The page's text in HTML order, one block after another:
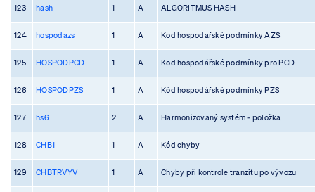
123 hash 1 A ALGORITMUS HASH
124 hospodazs 1 A Kod hospodařské podmínky AZS
125 HOSPODPCD 1 A Kod hospodářské podmínky pro PCD
126 HOSPODPZS 1 A Kód hospodářské podmínky PZS
127 hs6 2 A Harmonizovaný systém - položka
128 CHB1 1 A Kód chyby
129 CHBTRVYV 1 A Chyby při kontrole tranzitu po vývozu